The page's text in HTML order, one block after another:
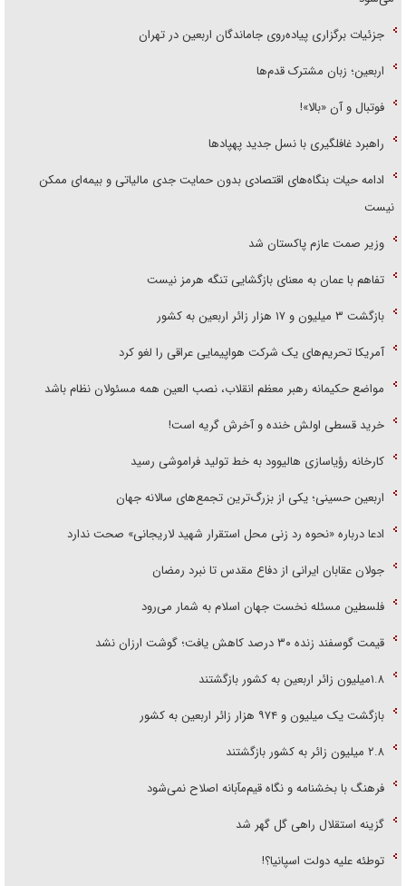
جزئیات برگزاری پیاده‌روی جاماندگان اربعین در تهران
اربعین؛ زبان مشترک قدم‌ها
فوتبال و آن «بالا»!
راهبرد غافلگیری با نسل جدید پهپاد‌ها
ادامه حیات بنگاه‌های اقتصادی بدون حمایت جدی مالیاتی و بیمه‌ای ممکن
نیست
وزیر صمت عازم پاکستان شد
تفاهم با عمان به معنای بازگشایی تنگه هرمز نیست
بازگشت ۳ میلیون و ۱۷ هزار زائر اربعین به کشور
آمریکا تحریم‌های یک شرکت هواپیمایی عراقی را لغو کرد
مواضع حکیمانه رهبر معظم انقلاب، نصب العین همه مسئولان نظام باشد
خرید قسطی اولش خنده و آخرش گریه است!
کارخانه رؤیاسازی هالیوود به خط تولید فراموشی رسید
اربعین حسینی؛ یکی از بزرگ‌ترین تجمع‌های سالانه جهان
ادعا درباره «نحوه رد زنی محل استقرار شهید لاریجانی» صحت ندارد
جولان عقابان ایرانی از دفاع مقدس تا نبرد رمضان
فلسطین مسئله نخست جهان اسلام به شمار می‌رود
قیمت گوسفند زنده ۳۰ درصد کاهش یافت؛ گوشت ارزان نشد
۱.۸میلیون زائر اربعین به کشور بازگشتند
بازگشت یک میلیون و ۹۷۴ هزار زائر اربعین به کشور
۲.۸ میلیون زائر به کشور بازگشتند
فرهنگ با بخشنامه و نگاه قیم‌مآبانه اصلاح نمی‌شود
گزینه استقلال راهی گل گهر شد
توطئه علیه دولت اسپانیا؟!